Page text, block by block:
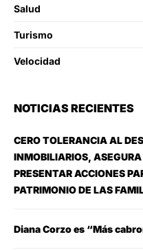
Salud
Turismo
Velocidad
NOTICIAS RECIENTES
CERO TOLERANCIA AL
INMOBILIARIOS,
PRESENTAR ACCIONES
PATRIMONIO DE LAS
Diana Corzo es “Más